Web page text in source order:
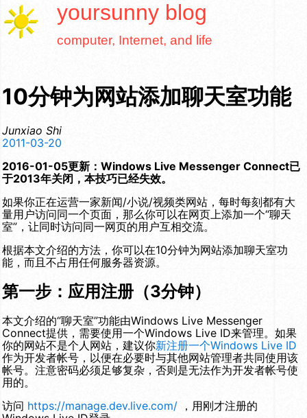
yoursunny blog
computer, Internet, and life
10分钟为网站添加聊天室功能
Junxiao Shi
2011-03-20
2016-01-05更新：Windows Live Messenger Connect已
于2013年关闭，本技巧已经失效。
如果你正在运营一家新闻/小说/视频类网站，每时每刻都有大
量用户访问同一个页面，那么你可以在网页上添加一个“聊天
室”，让同时访问同一网页的用户互相交流。
根据本文介绍的方法，你可以在10分钟为网站添加聊天室功
能，而且不占用任何服务器资源。
第一步：应用注册（3分钟）
本文介绍的“聊天室”功能由Windows Live Messenger
Connect提供，需要使用一个Windows Live ID来管理。如果
你的网站不是个人网站，建议你新注册一个Windows Live ID
作为开发者帐号，以便在必要时与其他网站管理者共同使用该
帐号。注意密码必须足够复杂，否则是无法作为开发者帐号使
用的。
访问 https://manage.dev.live.com/ ，用刚才注册的